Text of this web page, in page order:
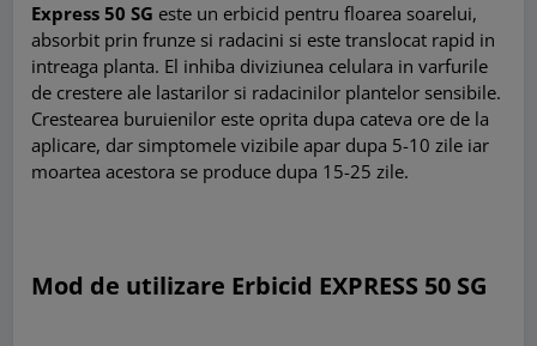
Express 50 SG este un erbicid pentru floarea soarelui,
absorbit prin frunze si radacini si este translocat rapid in
intreaga planta. El inhiba diviziunea celulara in varfurile
de crestere ale lastarilor si radacinilor plantelor sensibile.
Crestearea buruienilor este oprita dupa cateva ore de la
aplicare, dar simptomele vizibile apar dupa 5-10 zile iar
moartea acestora se produce dupa 15-25 zile.
Mod de utilizare Erbicid EXPRESS 50 SG